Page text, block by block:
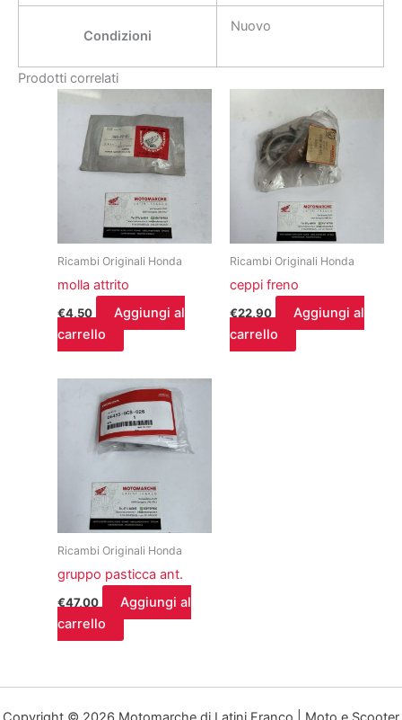
Condizioni
Nuovo
Prodotti correlati
Ricambi Originali Honda
molla attrito
€4,50
Aggiungi al
carrello
Ricambi Originali Honda
ceppi freno
€22,90
Aggiungi al
carrello
Ricambi Originali Honda
gruppo pasticca ant.
€47,00
Aggiungi al
carrello